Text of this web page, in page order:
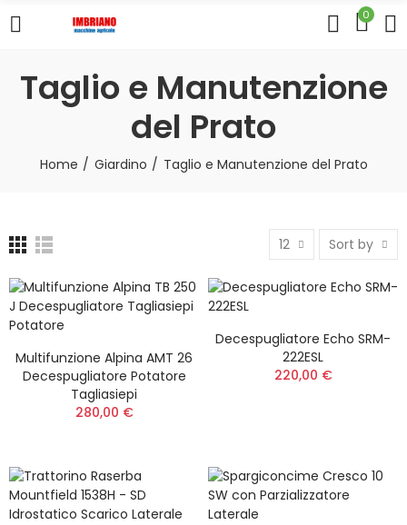
0
Taglio e Manutenzione
del Prato
Home Giardino Taglio e Manutenzione del Prato
12 Sort by
Multifunzione Alpina AMT 26
Decespugliatore Potatore
Tagliasiepi
280,00 €
Decespugliatore Echo SRM-
222ESL
220,00 €